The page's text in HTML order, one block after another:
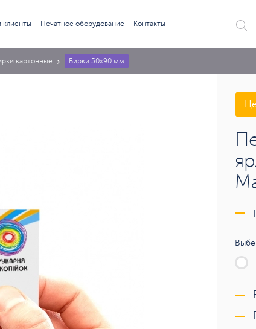
клиенты Печатное оборудование Контакты
картонные Бирки 50х90 мм